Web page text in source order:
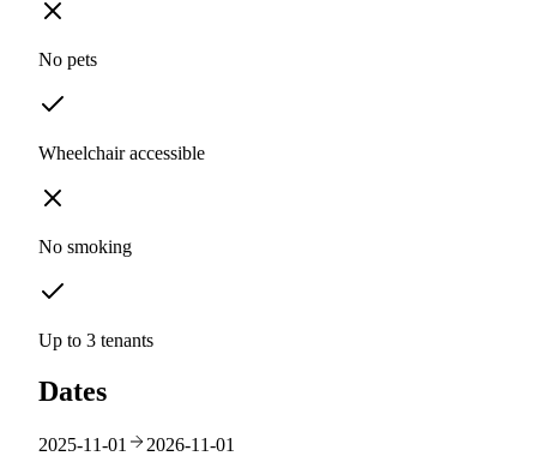
No pets
Wheelchair accessible
No smoking
Up to 3 tenants
Dates
2025-11-01 2026-11-01